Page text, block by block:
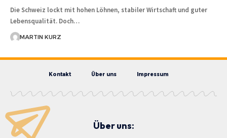
Die Schweiz lockt mit hohen Löhnen, stabiler Wirtschaft und guter
Lebensqualität. Doch…
MARTIN KURZ
Kontakt Über uns Impressum
Über uns: